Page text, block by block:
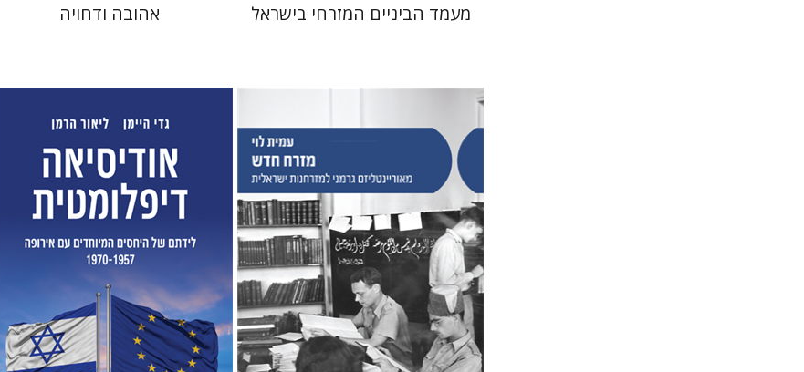
מעמד הביניים המזרחי בישראל אהובה ודחויה
ליאור הרמן גדי היימן